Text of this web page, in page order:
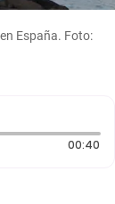
España. Foto:
00:40